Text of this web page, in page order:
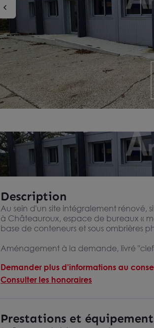
Description
Au sein d'un site intégralement rénové,
à Châteauroux, espace de bureaux «
base de conteneurs et sous ombrières
Aménagement à la demande, livré
Demander plus d'informations au
Consulter les honoraires
Prestations et